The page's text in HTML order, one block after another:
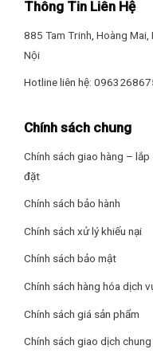
Khối lượng dàn lạnh: 8 kg
Kích thước dàn nóng:
Khối lượng dàn nóng: 23
Dòng điện hoạt động: 1
Số lượng kết nối dàn lạnh
*Hình ảnh chỉ mang tính
Công nghệ làm lạnh
– Máy lạnh Gree có công
quả trong không gian từ
–Chế độ Turbohỗ trợ
gian mát mẻ sau khi trở
Thông Tin Liên Hệ
885 Tam Trinh, Hoàng Mai,
Nội
Hotline liên hệ:
Chính sách chung
Chính sách giao hàng – lắp
đặt
Chính sách bảo hành
Chính sách xử lý khiếu nại
Chính sách bảo mật
Chính sách hàng hóa dịch
Chính sách giá sản phẩm
Chính sách giao dịch chung